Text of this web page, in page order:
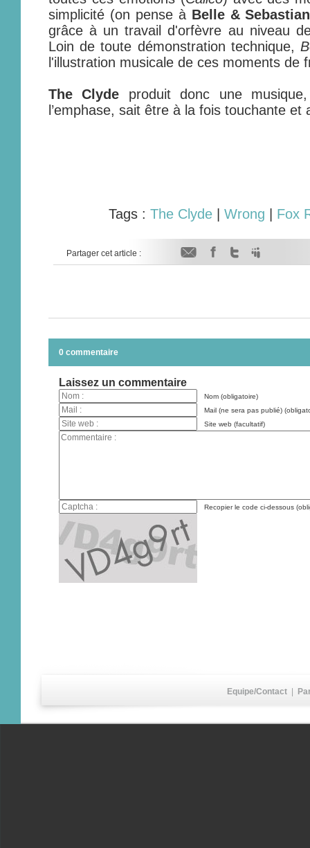
simplicité (on pense à Belle & Sebastian
grâce à un travail d'orfèvre au niveau
Loin de toute démonstration technique,
l'illustration musicale de ces moments de
The Clyde produit donc une
l’emphase, sait être à la fois touchante et
Tags : The Clyde Wrong Fox
Partager cet article :
0 commentaire
Laissez un commentaire
Nom (obligatoire)
Mail (ne sera pas publié)
Site web (facultatif)
Recopier le code ci-dessous
Equipe/Contact